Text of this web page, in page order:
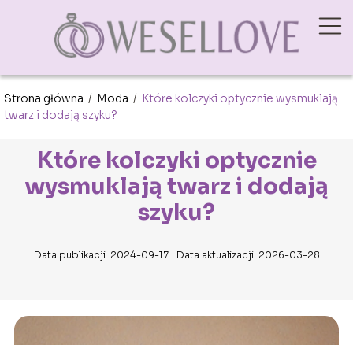
Strona główna / Moda / Które kolczyki optycznie wysmuklają
twarz i dodają szyku?
Które kolczyki optycznie
wysmuklają twarz i dodają
szyku?
Data publikacji: 2024-09-17 Data aktualizacji: 2026-03-28